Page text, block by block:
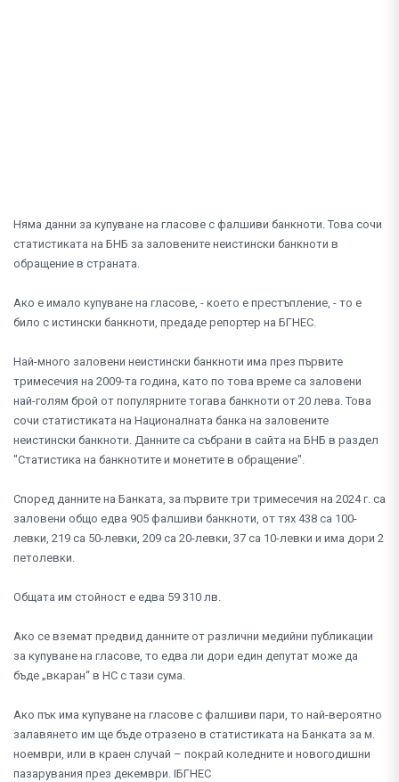
Няма данни за купуване на гласове с фалшиви банкноти. Това сочи
статистиката на БНБ за заловените неистински банкноти в
обращение в страната.
Ако е имало купуване на гласове, - което е престъпление, - то е
било с истински банкноти, предаде репортер на БГНЕС.
Най-много заловени неистински банкноти има през първите
тримесечия на 2009-та година, като по това време са заловени
най-голям брой от популярните тогава банкноти от 20 лева. Това
сочи статистиката на Националната банка на заловените
неистински банкноти. Данните са събрани в сайта на БНБ в раздел
"Статистика на банкнотите и монетите в обращение".
Според данните на Банката, за първите три тримесечия на 2024 г. са
заловени общо едва 905 фалшиви банкноти, от тях 438 са 100-
левки, 219 са 50-левки, 209 са 20-левки, 37 са 10-левки и има дори 2
петолевки.
Общата им стойност е едва 59 310 лв.
Ако се вземат предвид данните от различни медийни публикации
за купуване на гласове, то едва ли дори един депутат може да
бъде „вкаран“ в НС с тази сума.
Ако пък има купуване на гласове с фалшиви пари, то най-вероятно
залавянето им ще бъде отразено в статистиката на Банката за м.
ноември, или в краен случай – покрай коледните и новогодишни
пазарувания през декември. IБГНЕС